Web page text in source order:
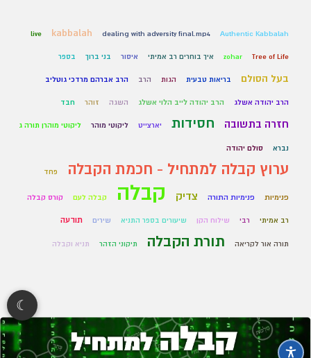
Authentic Kabbalah
dealing with adversity final.mp4
kabbalah
live
Tree of Life
zohar איך בוחרים רב אמיתי איסור בני ברוך בספר
בעל הסולם בריאות טבעית הגות הרב הרב אברהם מרדכי גוטליב
הרב יהודה אשלג הרב יהודה לייב הלוי אשלג השגה זוהר חבד
חזרה בתשובה חסידות יארצייט ליקוטי מוהר ליקוטי מוהרן תורה ג
נברא סולם יהודה
ערוץ קבלה למתחיל - חכמת הקבלה פחד
פנימיות פנימיות התורה צדיק קבלה קבלה לעם קורס קבלה
רב אמיתי רבי שילוח הקן שיעורים בספר התניא שירים תודעה
תורה אור לקריאה תורת הקבלה תיקוני הזהר תניא וקבלה
☾